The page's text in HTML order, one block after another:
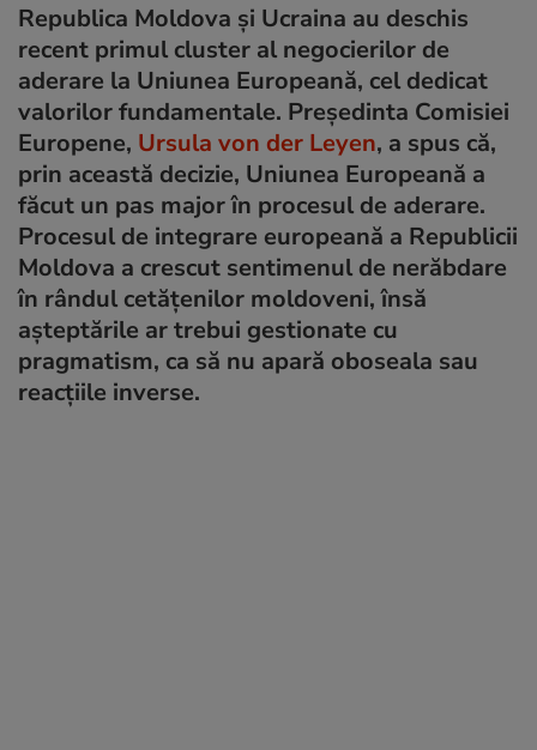
Republica Moldova și Ucraina au deschis
recent primul cluster al negocierilor de
aderare la Uniunea Europeană, cel dedicat
valorilor fundamentale. Președinta Comisiei
Europene, Ursula von der Leyen, a spus că,
prin această decizie, Uniunea Europeană a
făcut un pas major în procesul de aderare.
Procesul de integrare europeană a Republicii
Moldova a crescut sentimenul de nerăbdare
în rândul cetățenilor moldoveni, însă
așteptările ar trebui gestionate cu
pragmatism, ca să nu apară oboseala sau
reacțiile inverse.